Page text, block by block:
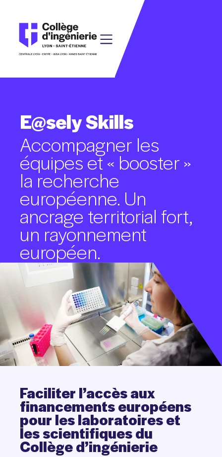
E@selySkills
Accompagner les
équipeset« booster»
la recherche
européenne. Un
ancrage territorial fort,
un rayonnement
européen.
Faciliterl’accèsaux
financementseuropéens
pourleslaboratoireset
lesscientifiquesdu
Collèged’ingénierie